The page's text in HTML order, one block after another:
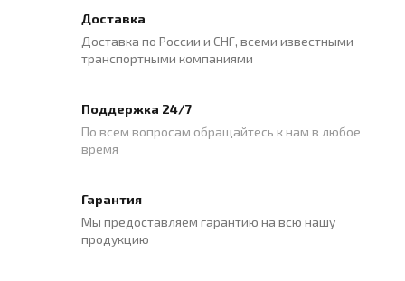
Доставка
Доставка по России и СНГ, всеми известными
транспортными компаниями
Поддержка 24/7
По всем вопросам обращайтесь к нам в любое
время
Гарантия
Мы предоставляем гарантию на всю нашу
продукцию